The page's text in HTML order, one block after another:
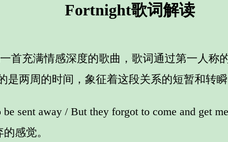
Fortnight歌词解读
一首充满情感深度的歌曲，歌词通过第一人
是两周的时间，象征着这段关系的短暂和转瞬
sent away / But they forgot to come and get
感觉。